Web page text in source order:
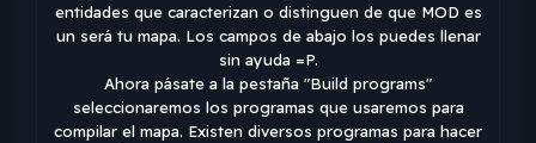
entidades que caracterizan o distinguen de que MOD es
un será tu mapa. Los campos de abajo los puedes llenar
sin ayuda =P.
Ahora pásate a la pestaña "Build programs"
seleccionaremos los programas que usaremos para
compilar el mapa. Existen diversos programas para hacer